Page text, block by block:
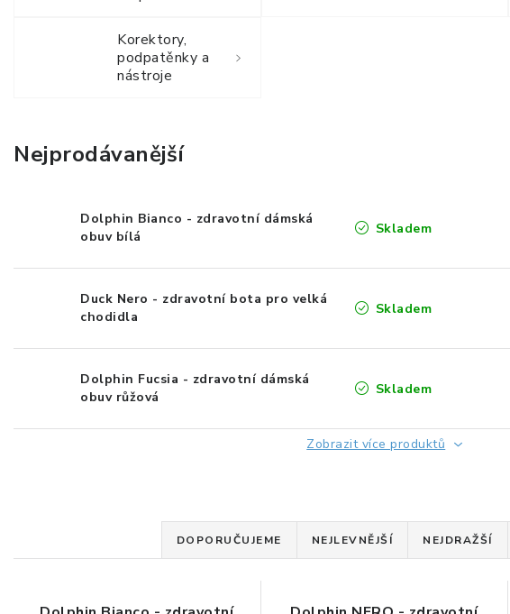
Korektory,
podpatěnky a
nástroje
Nejprodávanější
Dolphin Bianco - zdravotní dámská
obuv bílá
Skladem
Duck Nero - zdravotní bota pro velká
chodidla
Skladem
Dolphin Fucsia - zdravotní dámská
obuv růžová
Skladem
Zobrazit více produktů
Ř
a
z
DOPORUČUJEME NEJLEVNĚJŠÍ NEJDRAŽŠÍ